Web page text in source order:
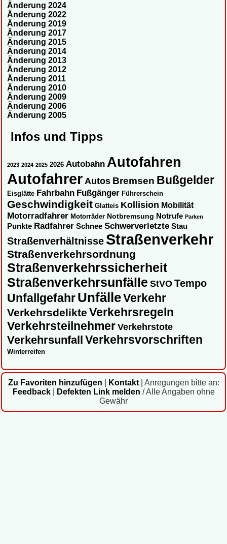
Änderung 2024
Änderung 2022
Änderung 2019
Änderung 2017
Änderung 2015
Änderung 2014
Änderung 2013
Änderung 2012
Änderung 2011
Änderung 2010
Änderung 2009
Änderung 2006
Änderung 2005
Infos und Tipps
2023 2024 2025 2026 Autobahn Autofahren
AutofahrerAutos Bremsen Bußgelder
Eisglätte Fahrbahn Fußgänger Führerschein
Geschwindigkeit Glatteis Kollision Mobilität
Motorradfahrer Motorräder Notbremsung Notrufe Parken
Punkte Radfahrer Schnee Schwerverletzte Stau
Straßenverhältnisse Straßenverkehr
Straßenverkehrsordnung
Straßenverkehrssicherheit
Straßenverkehrsunfälle StVOTempo
UnfallgefahrUnfälleVerkehr
Verkehrsdelikte Verkehrsregeln
Verkehrsteilnehmer Verkehrstote
Verkehrsunfall Verkehrsvorschriften
Winterreifen
Zu Favoriten hinzufügen Kontakt| Anregungen bitte an:
Feedback| Defekten Link melden / Alle Angaben ohne
Gewähr